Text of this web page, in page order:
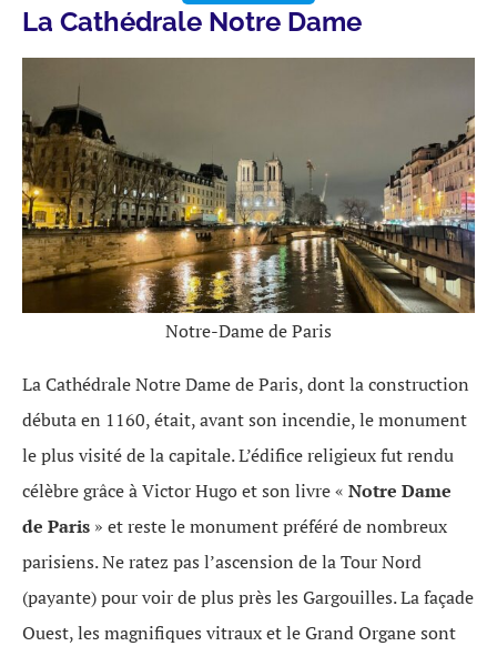
La Cathédrale Notre Dame
Notre-Dame de Paris
La Cathédrale Notre Dame de Paris, dont la construction
débuta en 1160, était, avant son incendie, le monument
le plus visité de la capitale. L’édifice religieux fut rendu
célèbre grâce à Victor Hugo et son livre « Notre Dame
de Paris » et reste le monument préféré de nombreux
parisiens. Ne ratez pas l’ascension de la Tour Nord
(payante) pour voir de plus près les Gargouilles. La façade
Ouest, les magnifiques vitraux et le Grand Organe sont